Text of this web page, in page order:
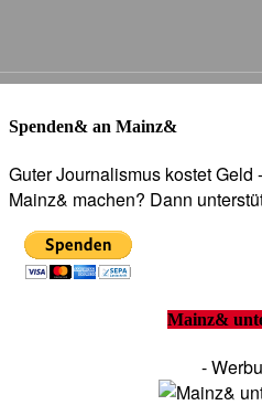
Spenden& an Mainz&
Guter Journalismus kostet Geld
Mainz& machen? Dann
Mainz&
-